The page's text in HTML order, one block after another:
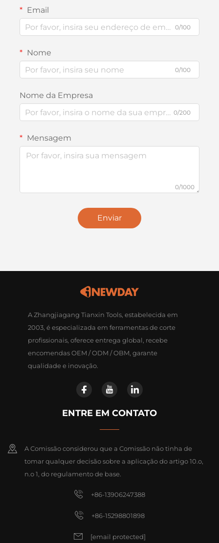
Email
0/100
Nome
0/100
Nome da Empresa
0/200
Mensagem
0/1000
Enviar
A Zhangjiagang Tianxin Tools, estabelecida em
2003, é especializada em ferramentas de corte
profissionais, oferece entrega global, recebe
encomendas OEM / ODM / OBM, garante
qualidade e inovação.
ENTRE EM CONTATO
A Comissão considerou que a Comissão não tinha de
tomar qualquer decisão sobre a aplicação do artigo 10.o,
n.o 1, do regulamento de base.
+86-13906247388
+86-15298801898
[email protected]